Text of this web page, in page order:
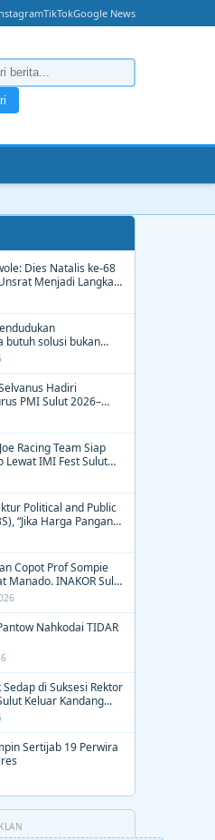
TikTokGoogle News
Dies Natalis ke-68
Menjadi Langkah
Generasi Hukum
Manado
Hadiri
PMI Sulut 2026–
Cepat untuk
Racing Team Siap
Lewat IMI Fest Sulut
Political and Public
“Jika Harga Pangan
dan Budi Santoso
Copot Prof Sompie
Manado. INAKOR Sulut
dan Siap Bongkar
Rektor
Nahkodai TIDAR
di Suksesi Rektor
Keluar Kandang
Sertijab 19 Perwira